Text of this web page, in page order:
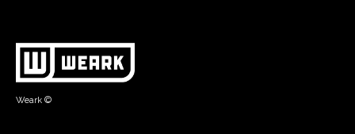
Weark ©